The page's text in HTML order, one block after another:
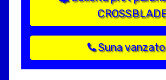
Suna